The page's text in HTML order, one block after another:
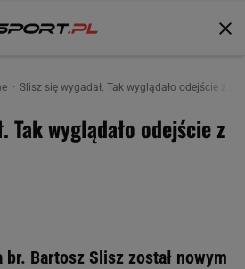
Slisz się wygadał. Tak wyglądało odejście z
Tak wyglądało odejście z
Bartosz Slisz został nowym